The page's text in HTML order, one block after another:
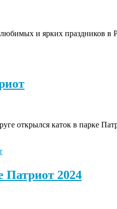
и ярких праздников в
открылся каток в парке
Патриот 2024